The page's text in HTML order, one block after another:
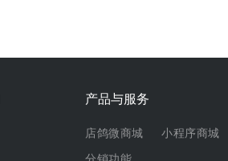
产品与服务
店鸽微商城
小程序商城